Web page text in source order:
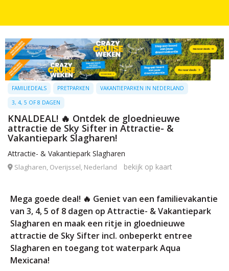
FAMILIEDEALS PRETPARKEN
VAKANTIEPARKEN IN NEDERLAND
3, 4, 5 OF 8 DAGEN
KNALDEAL! 🔥 Ontdek de gloednieuwe
attractie de Sky Sifter in Attractie- &
Vakantiepark Slagharen!
Attractie- & Vakantiepark Slagharen
Slagharen, Overijssel, Nederland bekijk op kaart
Mega goede deal! 🔥 Geniet van een familievakantie
van 3, 4, 5 of 8 dagen op Attractie- & Vakantiepark
Slagharen en maak een ritje in gloednieuwe
attractie de Sky Sifter incl. onbeperkt entree
Slagharen en toegang tot waterpark Aqua
Mexicana!